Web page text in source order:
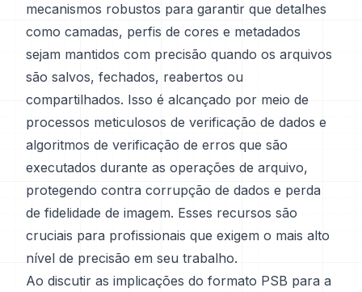
mecanismos robustos para garantir que detalhes
como camadas, perfis de cores e metadados
sejam mantidos com precisão quando os arquivos
são salvos, fechados, reabertos ou
compartilhados. Isso é alcançado por meio de
processos meticulosos de verificação de dados e
algoritmos de verificação de erros que são
executados durante as operações de arquivo,
protegendo contra corrupção de dados e perda
de fidelidade de imagem. Esses recursos são
cruciais para profissionais que exigem o mais alto
nível de precisão em seu trabalho.
Ao discutir as implicações do formato PSB para a